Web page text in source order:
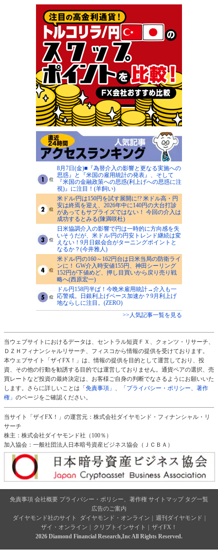
8月7日(金)■『為替介入の影響と更なる実施への
思惑』と『米国の雇用統計の発表』、そして
『米国の金融政策への思惑(利上げへの思惑に注
視)』に注目！(羊飼い)
米ドル/円は150円を試す展開に!? 米ドル高・円
安は終焉を迎え、2026年中に140円の大台打診
があってもサプライズではない！ 今回の介入は
成功するとみる(陳満咲杜)
日米協調介入の影響で円は一時的に方向感を失
いそうだが、米ドル/円の円安トレンド継続は変
えない！9月日銀会合がターニングポイントと
なるか？(今井雅人)
米ドル/円の160～162円台は日米当局の防衛ライ
ンに！ GW介入時安値155円、神田シーリング
152円が下値めど、押し目買いから戻り売り戦
略へ(西原宏一)
ドル円158円半ば！今晩米雇用統計→介入も一
応警戒。日銀利上げペース加速か？9月利上げ
地ならしに注目。(ZERO)
>>人気記事一覧を見る
当ウェブサイトにおけるデータは、セントラル短資ＦＸ、クォンツ・リサーチ、
ＤＺＨフィナンシャルリサーチ、フィスコから情報の提供を受けております。
本ウェブサイト「ザイFX！」は、情報の提供を目的として運営しており、投
資、その他の行動を勧誘する目的では運営しておりません。通貨ペアの選択、売
買レートなど投資の最終決定は、お客様ご自身の判断でなさるようにお願いいた
します。さらに詳しいことは 「免責事項」 、
「プライバシー・ポリシー、著作
権」 のページをご確認ください。
当サイト「ザイFX！」の運営元：株式会社ダイヤモンド・フィナンシャル・リ
サーチ
株主：株式会社ダイヤモンド社（100％）
加入協会：一般社団法人日本暗号資産ビジネス協会（ＪＣＢＡ）
免責事項 会社概要 プライバシー・ポリシー、著作権 サイトマップ タグ一覧
広告のご案内
ダイヤモンド社のサイト
ダイヤモンド・オンライン 週刊ダイヤモンド
ザイ・オンライン
クリプトインサイト
ザイFX！
2026 Diamond Financial Research,Inc All Rights Reserved.